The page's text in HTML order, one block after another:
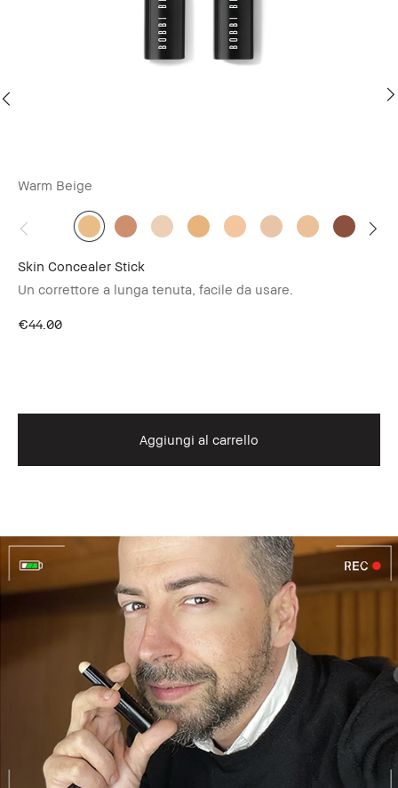
Warm Beige
Skin Concealer Stick
Un correttore a lunga tenuta, facile da usare.
€44.00
Aggiungi al carrello